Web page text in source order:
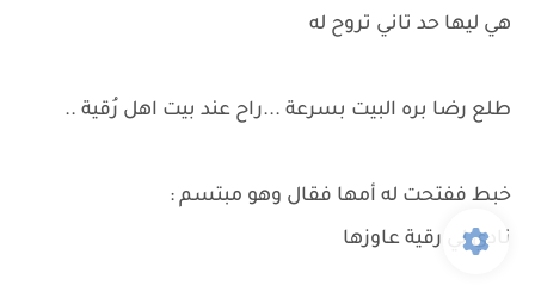
هي ليها حد تاني تروح له
طلع رضا بره البيت بسرعة ...راح عند بيت اهل رُقية ..
خبط ففتحت له أمها فقال وهو مبتسم :
نادي لي رقية عاوزها